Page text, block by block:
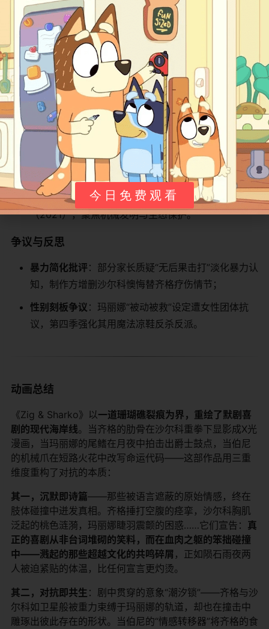
​文化现象级传播​
​平台数据突破​​：YouTube单集最高播放​
法国动画纪录；衍生手游《Sharko's Rescue》下载量
破500万；
​教育应用创新​
​：西班牙小学开发“肢体语言课”——儿童
模仿角色情绪表达，提升非语言沟通能力。
​产业合作拓展​
​全球发行网络​​：与华纳兄弟探索频道（意大利）、
DR（丹麦）、优酷（中国）达成四季播映协议；
​衍生宇宙构建​
​：推出伯尼主角衍生剧《伯尼大冒险》
（2021），聚焦机械发明与生态保护。
​争议与反思​
​暴力简化批评​ ​：部分家长质疑“无后果击打”淡化暴力认
知，制作方增删沙尔科懊悔替齐格疗伤情节；
​性别刻板争议​ ​：玛丽娜“被动被救”设定遭女性团体抗
议，第四季强化其用魔法凉鞋反杀反派。
​动画总结​
《Zig & Sharko》以​​一道珊瑚礁裂痕为界，重绘了默剧喜
剧的现代海岸线​​。当齐格的肋骨在沙尔科重拳下显影成X光
漫画，当玛丽娜的尾鳍在月夜中拍击出爵士鼓点，当伯尼
的机械爪在短路火花中改写命运代码——这部作品用三重
维度重构了对抗的本质：
​其一，沉默即诗篇​​——那些被语言遮蔽的原始情感，终在
肢体碰撞中迸发真相。齐格捶打空腹的痉挛，沙尔科胸肌
泛起的桃色涟漪，玛丽娜睫羽震颤的困惑……它们宣告：​ ​真
正的喜剧从非台词堆砌的笑料，而在血肉之躯的笨拙碰撞
中——溅起的那些超越文化的共鸣碎屑​ ​，正如陨石雨夜两
人被迫紧贴的体温，比任何宣言更灼烫。
​其二，对抗即共生​ ​：剧中贯穿的意象“潮汐锁”——齐格与沙
尔科如卫星般被重力束缚于玛丽娜的轨道，却也在撞击中
雕琢出彼此存在的形状。当伯尼的“情感转移器”将齐格的食
今日免费观看